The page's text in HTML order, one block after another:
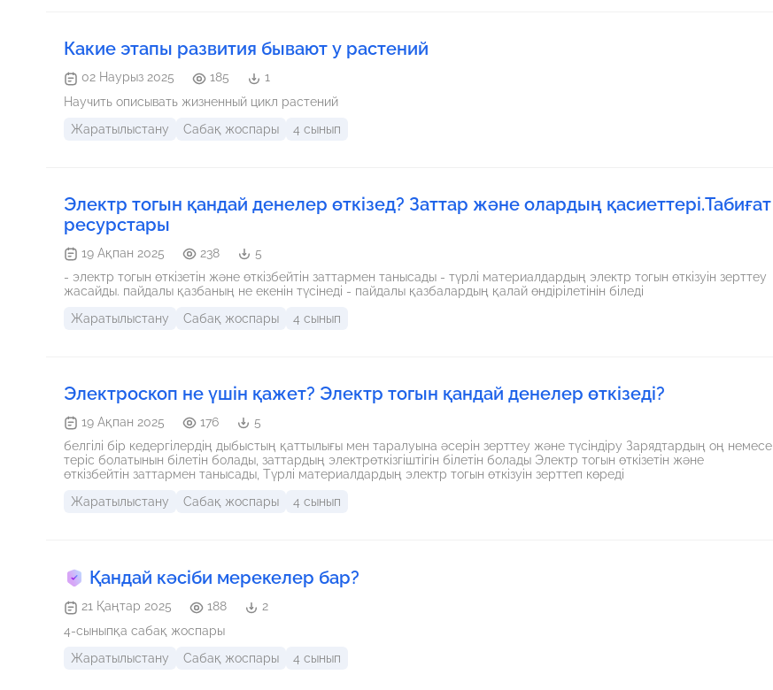
Какие этапы развития бывают у растений
02 Наурыз 2025 185
1
Научить описывать жизненный цикл растений
Жаратылыстану
Сабақ жоспары 4 сынып
Электр тогын қандай денелер өткізед? Заттар және олардың қасиеттері.Табиғат
ресурстары
19 Ақпан 2025 238
5
- электр тогын өткізетін және өткізбейтін заттармен танысады - түрлі материалдардың электр тогын өткізуін зерттеу
жасайды. пайдалы қазбаның не екенін түсінеді - пайдалы қазбалардың қалай өндірілетінін біледі
Жаратылыстану
Сабақ жоспары 4 сынып
Электроскоп не үшін қажет? Электр тогын қандай денелер өткізеді?
19 Ақпан 2025 176
5
белгілі бір кедергілердің дыбыстың қаттылығы мен таралуына әсерін зерттеу және түсіндіру Зарядтардың оң немесе
теріс болатынын білетін болады, заттардың электрөткізгіштігін білетін болады Электр тогын өткізетін және
өткізбейтін заттармен танысады, Түрлі материалдардың электр тогын өткізуін зерттеп көреді
Жаратылыстану
Сабақ жоспары 4 сынып
Қандай кәсіби мерекелер бар?
21 Қаңтар 2025 188
2
4-сыныпқа сабақ жоспары
Жаратылыстану
Сабақ жоспары 4 сынып